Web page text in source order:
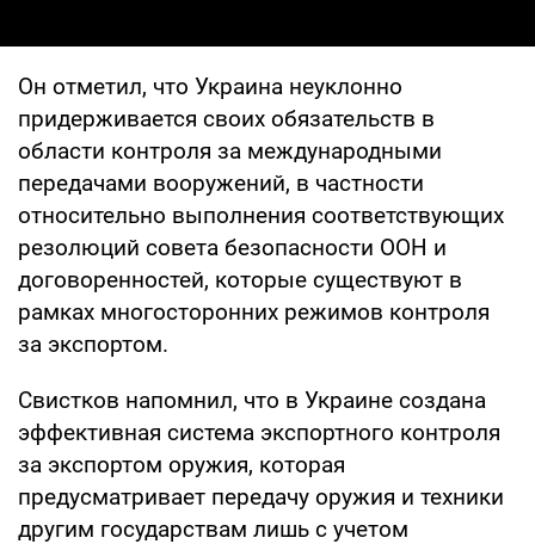
Он отметил, что Украина неуклонно
придерживается своих обязательств в
области контроля за международными
передачами вооружений, в частности
относительно выполнения соответствующих
резолюций совета безопасности ООН и
договоренностей, которые существуют в
рамках многосторонних режимов контроля
за экспортом.
Свистков напомнил, что в Украине создана
эффективная система экспортного контроля
за экспортом оружия, которая
предусматривает передачу оружия и техники
другим государствам лишь с учетом